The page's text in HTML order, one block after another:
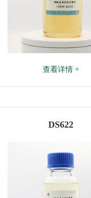
查看详情 +
DS622